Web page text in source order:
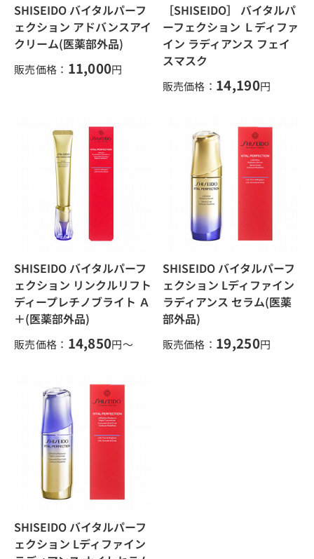
SHISEIDO バイタルパーフ
ェクション アドバンスアイ
クリーム(医薬部外品)
販売価格： 11,000円
［SHISEIDO］ バイタルパ
ーフェクション Ｌディファ
イン ラディアンス フェイ
スマスク
販売価格： 14,190円
SHISEIDO バイタルパーフ
ェクション リンクルリフト
ディープレチノブライト Ａ
＋(医薬部外品)
販売価格： 14,850円～
SHISEIDO バイタルパーフ
ェクション Lディファイン
ラディアンス セラム(医薬
部外品)
販売価格： 19,250円
SHISEIDO バイタルパーフ
ェクション Lディファイン